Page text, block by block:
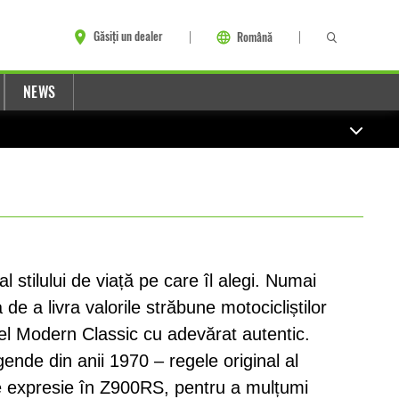
Găsiți un dealer Română
NEWS
stilului de viață pe care îl alegi. Numai
de a livra valorile străbune motocicliștilor
Modern Classic cu adevărat autentic.
din anii 1970 – regele original al
în Z900RS, pentru a mulțumi